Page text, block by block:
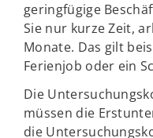
geringfügige
Sie nur kurze Zeit,
Monate. Das gilt
Ferienjob oder ein
Die
müssen die
die